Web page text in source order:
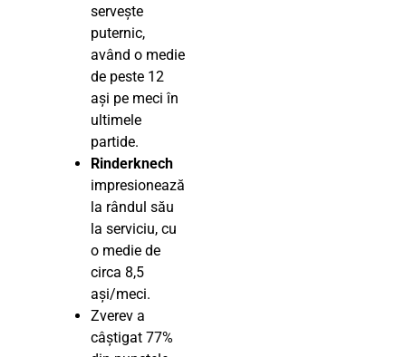
servește
puternic,
având o medie
de peste 12
ași pe meci în
ultimele
partide.
Rinderknech
impresionează
la rândul său
la serviciu, cu
o medie de
circa 8,5
ași/meci.
Zverev a
câștigat 77%